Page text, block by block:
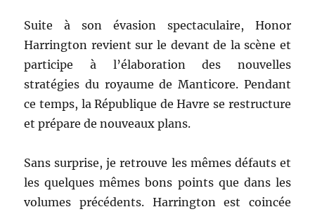
Suite à son évasion spectaculaire, Honor
Harrington revient sur le devant de la scène et
participe à l’élaboration des nouvelles
stratégies du royaume de Manticore. Pendant
ce temps, la République de Havre se restructure
et prépare de nouveaux plans.
Sans surprise, je retrouve les mêmes défauts et
les quelques mêmes bons points que dans les
volumes précédents. Harrington est coincée